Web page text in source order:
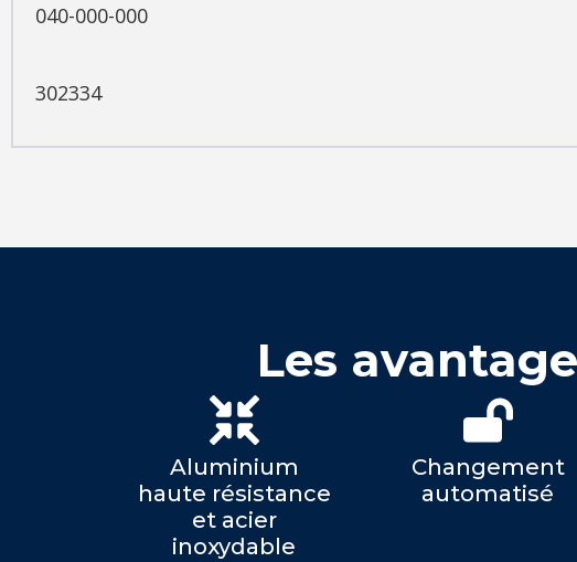
040-000-000
SCHUNK
302334
Les
Aluminium
haute résistance
et acier
inoxydable
Changement
automatisé